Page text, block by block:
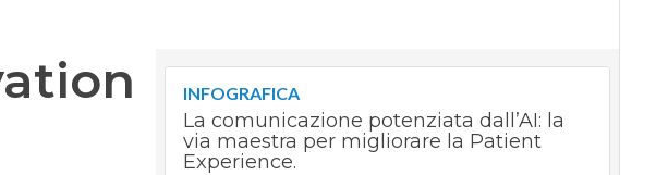
INFOGRAFICA
La comunicazione potenziata dall’AI: la
via maestra per migliorare la Patient
Experience.